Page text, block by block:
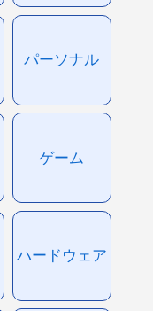
パーソナル
ゲーム
ハードウェア